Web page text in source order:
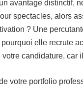
avantage distinctif,
spectacles, alors
? Une
elle recrute
candidature,
votre portfolio